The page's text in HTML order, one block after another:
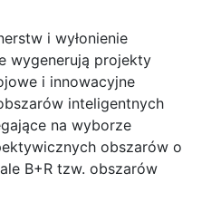
i wyłonienie
wygenerują projekty
i innowacyjne
inteligentnych
na wyborze
obszarów o
B+R tzw. obszarów